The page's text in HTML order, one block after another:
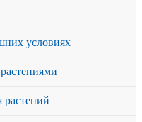
условиях